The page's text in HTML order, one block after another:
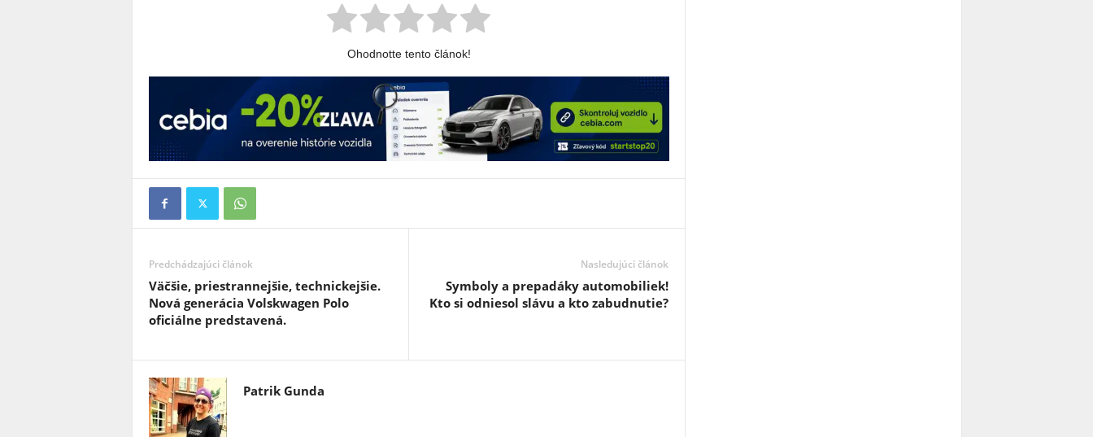
Ohodnotte tento článok!
Predchádzajúci článok
Väčšie, priestrannejšie, technickejšie.
Nová generácia Volskwagen Polo
oficiálne predstavená.
Nasledujúci článok
Symboly a prepadáky automobiliek!
Kto si odniesol slávu a kto zabudnutie?
Patrik Gunda